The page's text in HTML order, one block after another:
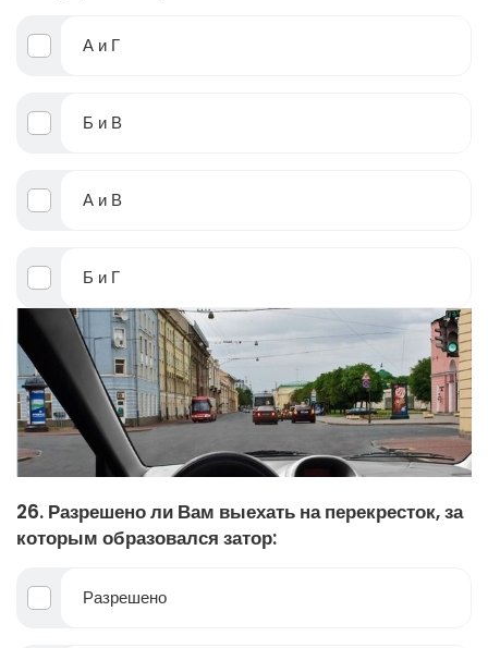
А и Г
Б и В
А и В
Б и Г
26. Разрешено ли Вам выехать на перекресток, за
которым образовался затор:
Разрешено